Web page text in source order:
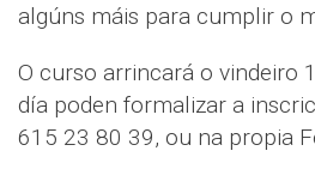
algúns máis para cumplir o
O curso arrincará o vindeiro
día poden formalizar a
615 23 80 39, ou na propia